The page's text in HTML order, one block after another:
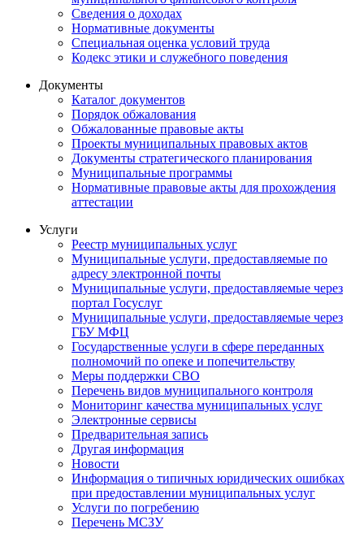
Сведения о доходах
Нормативные документы
Специальная оценка условий труда
Кодекс этики и служебного поведения
Документы
Каталог документов
Порядок обжалования
Обжалованные правовые акты
Проекты муниципальных правовых актов
Документы стратегического планирования
Муниципальные программы
Нормативные правовые акты для прохождения
аттестации
Услуги
Реестр муниципальных услуг
Муниципальные услуги, предоставляемые по
адресу электронной почты
Муниципальные услуги, предоставляемые через
портал Госуслуг
Муниципальные услуги, предоставляемые через
ГБУ МФЦ
Государственные услуги в сфере переданных
полномочий по опеке и попечительству
Меры поддержки СВО
Перечень видов муниципального контроля
Мониторинг качества муниципальных услуг
Электронные сервисы
Предварительная запись
Другая информация
Новости
Информация о типичных юридических ошибках
при предоставлении муниципальных услуг
Услуги по погребению
Перечень МСЗУ